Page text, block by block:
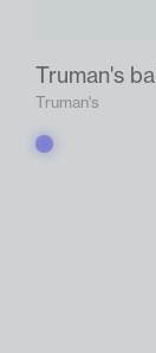
Truman's
Truman's
Blauw